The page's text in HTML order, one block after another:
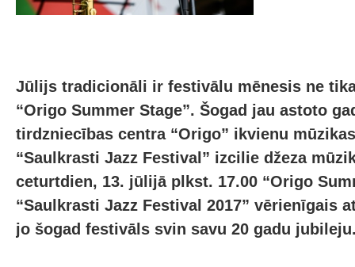
Jūlijs tradicionāli ir festivālu mēnesis ne
“Origo Summer Stage”. Šogad jau astoto
tirdzniecības centra “Origo” ikvienu
“Saulkrasti Jazz Festival” izcilie džeza
ceturtdien, 13. jūlijā plkst. 17.00 “Origo
“Saulkrasti Jazz Festival 2017” vērienīgais
jo šogad festivāls svin savu 20 gadu